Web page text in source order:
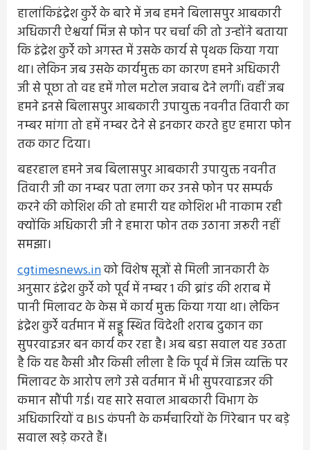
हालांकिइंद्रेश कुर्रे के बारे में जब हमने बिलासपुर आबकारी
अधिकारी ऐश्वर्या मिंज से फोन पर चर्चा की तो उन्होंने बताया
कि इंद्रेश कुर्रे को अगस्त में उसके कार्य से पृथक किया गया
था। लेकिन जब उसके कार्यमुक्त का कारण हमने अधिकारी
जी से पूछा तो वह हमें गोल मटोल जवाब देने लगीं। वहीं जब
हमने इनसे बिलासपुर आबकारी उपायुक्त नवनीत तिवारी का
नम्बर मांगा तो हमें नम्बर देने से इनकार करते हुए हमारा फोन
तक काट दिया।
बहरहाल हमने जब बिलासपुर आबकारी उपायुक्त नवनीत
तिवारी जी का नम्बर पता लगा कर उनसे फोन पर सम्पर्क
करने की कोशिश की तो हमारी यह कोशिश भी नाकाम रही
क्योंकि अधिकारी जी ने हमारा फोन तक उठाना जरूरी नहीं
समझा।
cgtimesnews.inको विशेष सूत्रों से मिली जानकारी के
अनुसार इंद्रेश कुर्रे को पूर्व में नम्बर 1 की ब्रांड की शराब में
पानी मिलावट के केस में कार्य मुक्त किया गया था। लेकिन
इंद्रेश कुर्रे वर्तमान में सड्डू स्थित विदेशी शराब दुकान का
सुपरवाइजर बन कार्य कर रहा है। अब बडा सवाल यह उठता
है कि यह कैसी और किसी लीला है कि पूर्व में जिस व्यक्ति पर
मिलावट के आरोप लगे उसे वर्तमान में भी सुपरवाइजर की
कमान सौंपी गई। यह सारे सवाल आबकारी विभाग के
अधिकारियों व BIS कंपनी के कर्मचारियों के गिरेबान पर बड़े
सवाल खड़े करते हैं।